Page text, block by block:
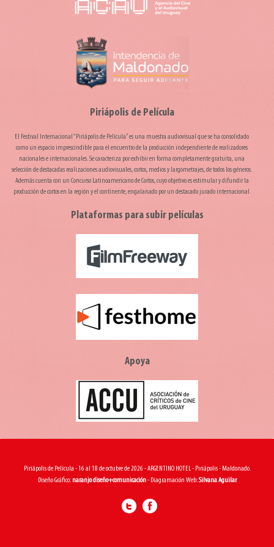
Piriápolis de Película
El Festival Internacional “Piriápolis de Película” es una muestra audiovisual que se ha consolidado
como un espacio imprescindible para el encuentro de la producción independiente de realizadores
nacionales e internacionales. Se caracteriza por exhibir en forma completamente gratuita, una
selección de destacadas realizaciones audiovisuales, cortos, medios y largometrajes, de todos los géneros.
Además cuenta con un Concurso Latinoamericano de Cortos, cuyo objetivo es estimular y difundir la
producción de cortos en la región y el continente, engalanado por un destacado jurado internacional.
Plataformas para subir películas
Apoya
Piriápolis de Película - 16 al 18 de octubre de 2026 - ARGENTINO HOTEL - Piriápolis - Maldonado.
Diseño Gráfico: naranjo diseño+comunicación- Diagramación Web:Silvana Aguilar